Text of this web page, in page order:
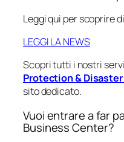
Leggi qui per scoprire
LEGGI LA NEWS
Scopri tutti i nostri
Protection &
sito dedicato.
Vuoi entrare a far
Business Center?